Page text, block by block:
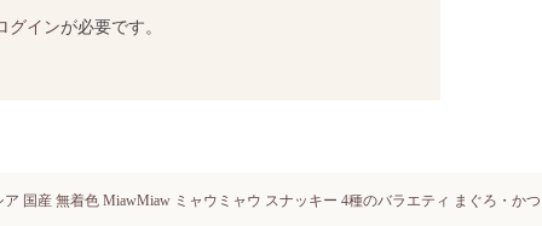
グインが必要です。
ア 国産 無着色 MiawMiaw ミャウミャウ スナッキー 4種のバラエティ まぐろ・か